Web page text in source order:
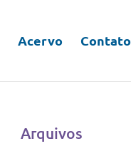
Acervo Contato
Arquivos